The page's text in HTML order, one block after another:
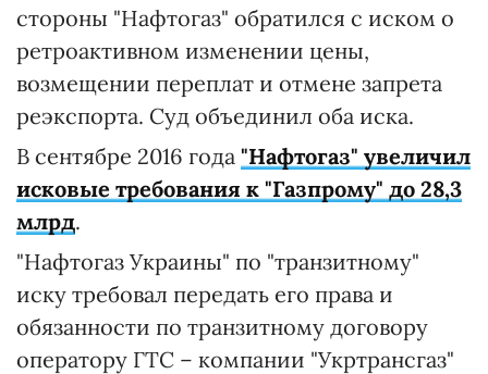
стороны "Нафтогаз" обратился с иском о
ретроактивном изменении цены,
возмещении переплат и отмене запрета
реэкспорта. Суд объединил оба иска.
В сентябре 2016 года "Нафтогаз" увеличил
исковые требования к "Газпрому" до 28,3
млрд.
"Нафтогаз Украины" по "транзитному"
иску требовал передать его права и
обязанности по транзитному договору
оператору ГТС – компании "Укртрансгаз"